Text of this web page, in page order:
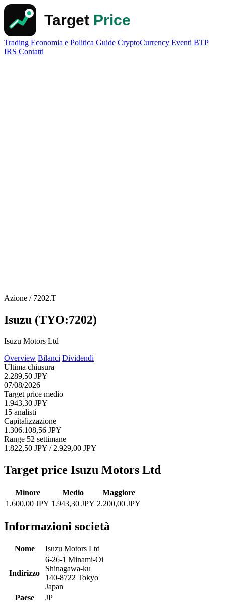
Trading Economia e Politica Guide CryptoCurrency Eventi BTP
IRS Contatti
Azione / 7202.T
Isuzu (TYO:7202)
Isuzu Motors Ltd
Overview Bilanci Dividendi
Ultima chiusura
2.289,50 JPY
07/08/2026
Target price medio
1.943,30 JPY
15 analisti
Capitalizzazione
1.306.108,56 JPY
Range 52 settimane
1.822,50 JPY / 2.929,00 JPY
Target price Isuzu Motors Ltd
Minore Medio
Maggiore
1.600,00 JPY 1.943,30 JPY 2.200,00 JPY
Informazioni società
Nome Isuzu Motors Ltd
Indirizzo
6-26-1 Minami-Oi
Shinagawa-ku
140-8722 Tokyo
Japan
Paese
JP